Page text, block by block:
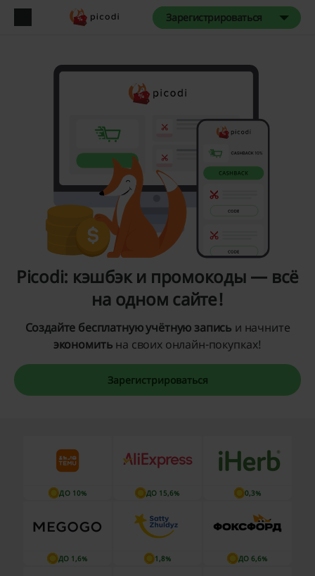
Зарегистрироваться
Picodi: кэшбэк и промокоды — всё
на одном сайте!
Создайте бесплатную учётную запись и начните
экономить на своих онлайн-покупках!
Зарегистрироваться
ДО 10% ДО 15,6% 0,3%
ДО 1,6% 1,8% ДО 6,6%